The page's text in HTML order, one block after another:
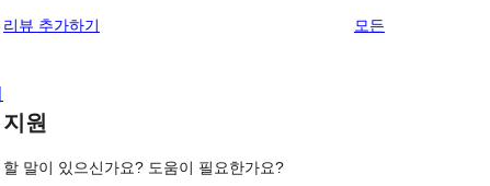
리뷰 추가하기 모든
지원
할 말이 있으신가요? 도움이 필요한가요?